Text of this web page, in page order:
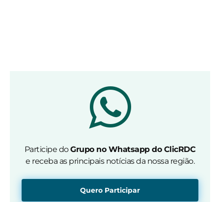
Participe doGrupo no Whatsapp do ClicRDC
e receba as principais notícias da nossa região.
Quero Participar